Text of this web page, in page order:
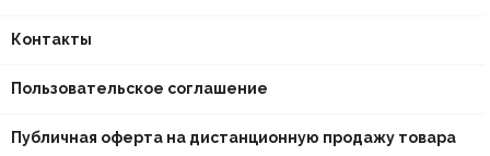
Контакты
Пользовательское соглашение
Публичная оферта на дистанционную продажу товара